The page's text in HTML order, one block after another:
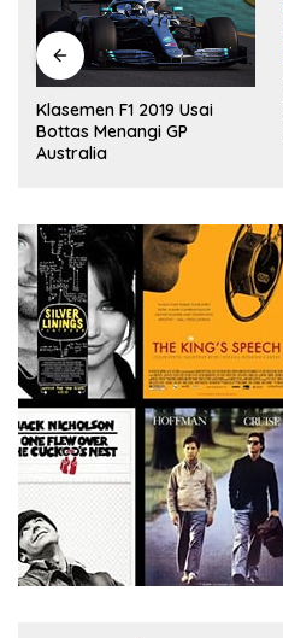
Klasemen F1 2019 Usai
Bottas Menangi GP
Australia